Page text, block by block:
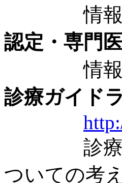
情報
認定・専門
情報
診療ガイド
診療ガイ
ついての考